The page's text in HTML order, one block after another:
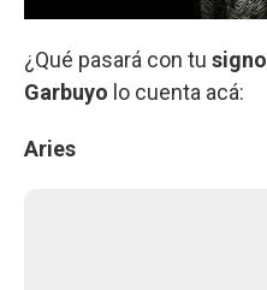
¿Qué pasará con tu signo
Garbuyo lo cuenta acá:
Aries